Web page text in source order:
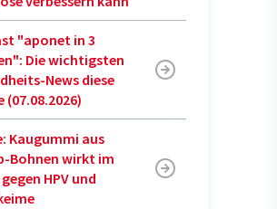
"aponet in 3
Die wichtigsten
News diese
(07.08.2026)
Kaugummi aus
Bohnen wirkt im
HPV und